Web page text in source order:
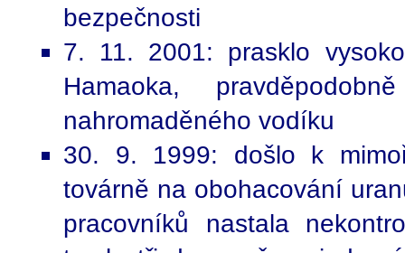
bezpečnosti
7. 11. 2001: prasklo
Hamaoka,
nahromaděného vodíku
30. 9. 1999: došlo k
továrně na obohacování
pracovníků nastala